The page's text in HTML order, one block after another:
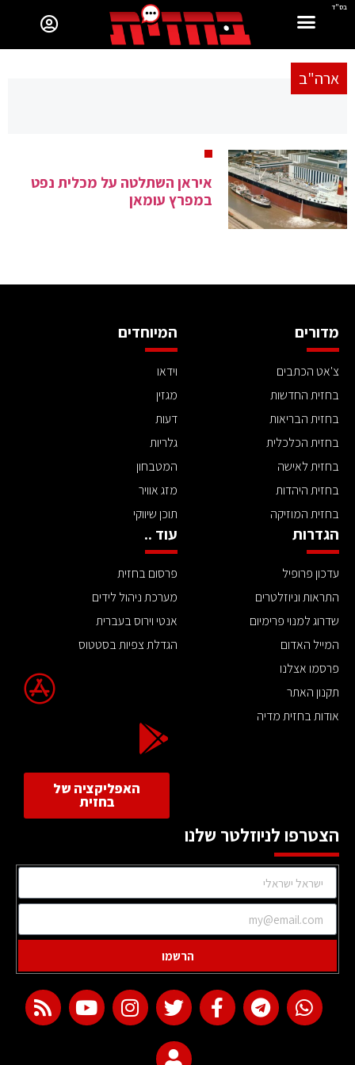
בס"ד
ארה"ב
איראן השתלטה על מכלית נפט
במפרץ עומאן
מדורים
צ'אט הכתבים
בחזית החדשות
בחזית הבריאות
בחזית הכלכלית
בחזית לאישה
בחזית היהדות
בחזית המוזיקה
המיוחדים
וידאו
מגזין
דעות
גלריות
המטבחון
מזג אוויר
תוכן שיווקי
הגדרות
עדכון פרופיל
התראות וניוזלטרים
שדרוג למנוי פרימיום
המייל האדום
פרסמו אצלנו
תקנון האתר
אודות בחזית מדיה
עוד ..
פרסום בחזית
מערכת ניהול לידים
אנטי וירוס בעברית
הגדלת צפיות בסטטוס
האפליקציה של
בחזית
הצטרפו לניוזלטר שלנו
הרשמו